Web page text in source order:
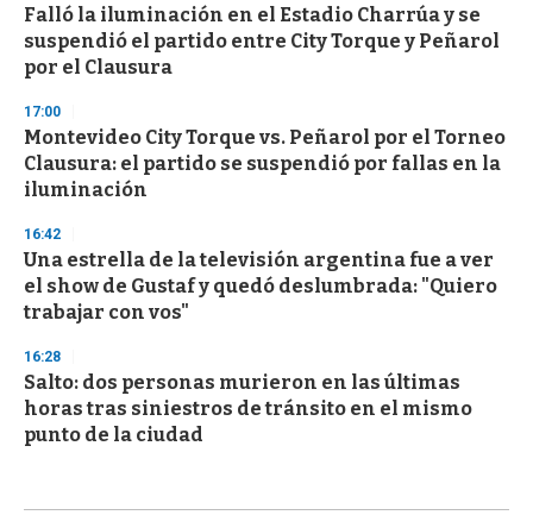
Falló la iluminación en el Estadio Charrúa y se
suspendió el partido entre City Torque y Peñarol
por el Clausura
17:00
Montevideo City Torque vs. Peñarol por el Torneo
Clausura: el partido se suspendió por fallas en la
iluminación
16:42
Una estrella de la televisión argentina fue a ver
el show de Gustaf y quedó deslumbrada: "Quiero
trabajar con vos"
16:28
Salto: dos personas murieron en las últimas
horas tras siniestros de tránsito en el mismo
punto de la ciudad